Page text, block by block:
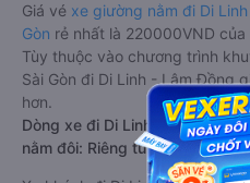
Giá vé xe giường nằm đi Di
Gòn rẻ nhất là 220000VND
Tùy thuộc vào chương trình
Sài Gòn đi Di Linh - Lâm Đồng
hơn.
Dòng xe đi Di Linh - Lâm Đồng
nằm đôi: Riêng tư, đầy đủ tiện